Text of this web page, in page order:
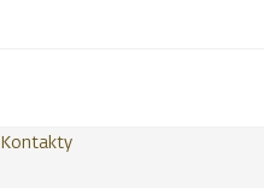
Kontakty